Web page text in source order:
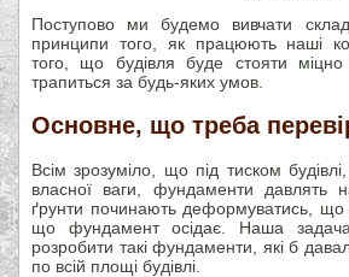
Поступово ми будемо вивчати
принципи того, як працюють наші
того, що будівля буде стояти
трапиться за будь-яких умов.
Основне, що треба
Всім зрозуміло, що під тиском
власної ваги, фундаменти давлять
ґрунти починають деформуватись, що
що фундамент осідає. Наша задача,
розробити такі фундаменти, які б
по всій площі будівлі.